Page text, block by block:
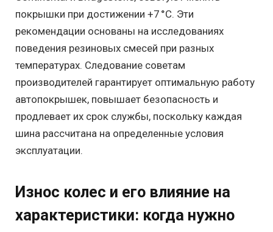
покрышки при достижении +7 °C. Эти
рекомендации основаны на исследованиях
поведения резиновых смесей при разных
температурах. Следование советам
производителей гарантирует оптимальную работу
автопокрышек, повышает безопасность и
продлевает их срок службы, поскольку каждая
шина рассчитана на определенные условия
эксплуатации.
Износ колес и его влияние на
характеристики: когда нужно